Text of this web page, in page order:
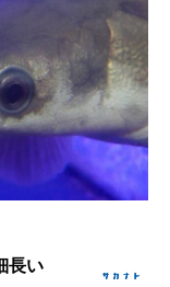
タコクラゲ
ダイオウカサゴ
長い